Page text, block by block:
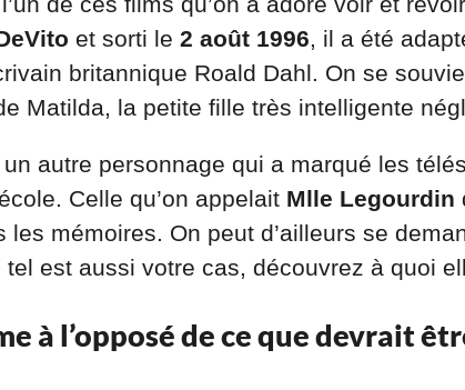
et sorti le 2 août 1996, il a été
britannique Roald Dahl. On se
Matilda, la petite fille très intelligente
un autre personnage qui a marqué les
Celle qu’on appelait Mlle Legourdin
les mémoires. On peut d’ailleurs se
est aussi votre cas, découvrez à quoi
à l’opposé de ce que devrait